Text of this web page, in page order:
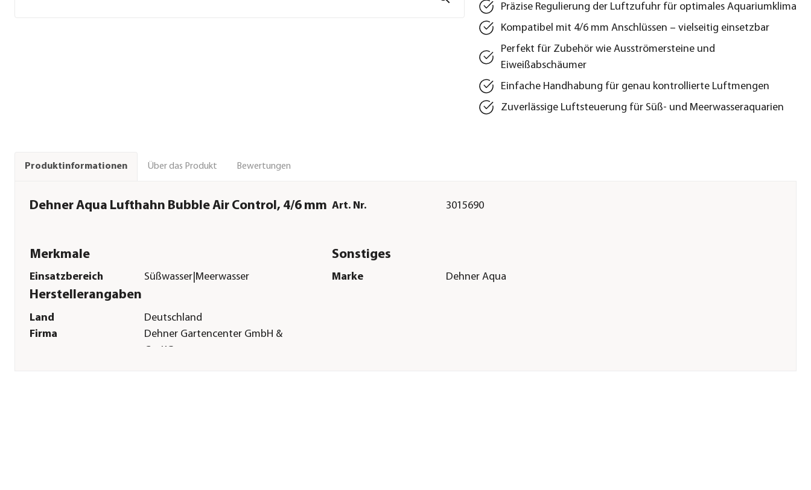
Präzise Regulierung der Luftzufuhr für optimales Aquariumklima
Kompatibel mit 4/6 mm Anschlüssen – vielseitig einsetzbar
Perfekt für Zubehör wie Ausströmersteine und
Eiweißabschäumer
Einfache Handhabung für genau kontrollierte Luftmengen
Zuverlässige Luftsteuerung für Süß- und Meerwasseraquarien
Produktinformationen Über das Produkt Bewertungen
Dehner Aqua Lufthahn Bubble Air Control, 4/6 mm Art. Nr. 3015690
Merkmale
Einsatzbereich Süßwasser|Meerwasser
Sonstiges
Marke Dehner Aqua
Herstellerangaben
Land
Deutschland
Firma
Dehner Gartencenter GmbH &
Co. KG